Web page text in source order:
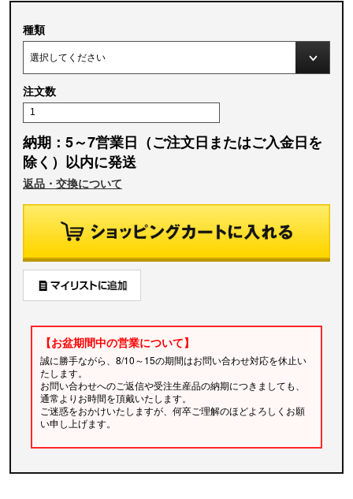
種類
注文数
納期：5～7営業日（ご注文日またはご入金日を
除く）以内に発送
返品・交換について
【お盆期間中の営業について】
誠に勝手ながら、8/10～15の期間はお問い合わせ対応を休止い
たします。
お問い合わせへのご返信や受注生産品の納期につきましても、
通常よりお時間を頂戴いたします。
ご迷惑をおかけいたしますが、何卒ご理解のほどよろしくお願
い申し上げます。